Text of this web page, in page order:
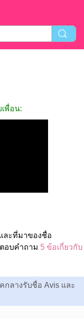
พื่อน:
ละที่มาของชื่อ
อบคำถาม 5 ข้อเกี่ยวกับ
กลางรับชื่อ Avis และ